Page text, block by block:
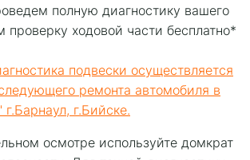
полную диагностику вашего
проверку ходовой части бесплатно*
подвески осуществляется
ремонта автомобиля в
г.Бийске.
осмотре используйте домкрат